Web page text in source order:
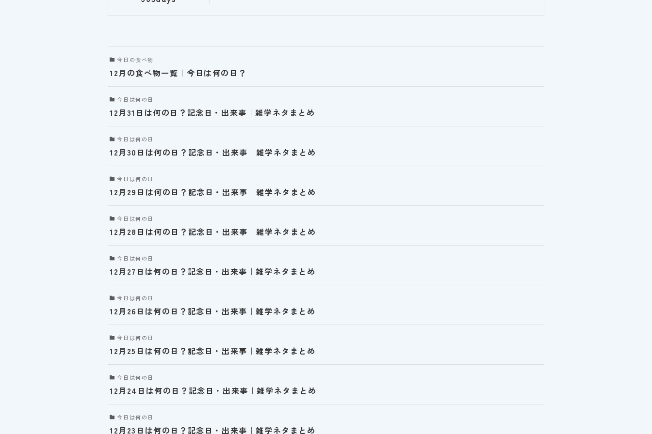
今日の食べ物
12月の食べ物一覧｜今日は何の日？
今日は何の日
12月31日は何の日？記念日・出来事｜雑学ネタまとめ
今日は何の日
12月30日は何の日？記念日・出来事｜雑学ネタまとめ
今日は何の日
12月29日は何の日？記念日・出来事｜雑学ネタまとめ
今日は何の日
12月28日は何の日？記念日・出来事｜雑学ネタまとめ
今日は何の日
12月27日は何の日？記念日・出来事｜雑学ネタまとめ
今日は何の日
12月26日は何の日？記念日・出来事｜雑学ネタまとめ
今日は何の日
12月25日は何の日？記念日・出来事｜雑学ネタまとめ
今日は何の日
12月24日は何の日？記念日・出来事｜雑学ネタまとめ
今日は何の日
12月23日は何の日？記念日・出来事｜雑学ネタまとめ